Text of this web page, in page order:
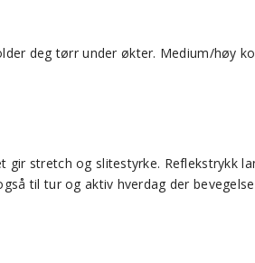
deg tørr under økter. Medium/høy
stretch og slitestyrke. Reflekstrykk
til tur og aktiv hverdag der